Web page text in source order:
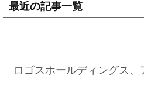
最近の記事一覧
ロゴスホールディングス